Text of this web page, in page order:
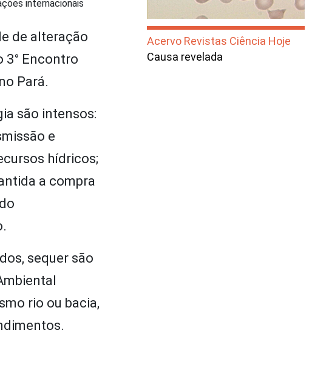
internacionais
de alteração
3° Encontro
Pará.
são intensos:
e
hídricos;
a compra
sequer são
rio ou bacia,
Acervo Revistas Ciência Hoje
Causa revelada